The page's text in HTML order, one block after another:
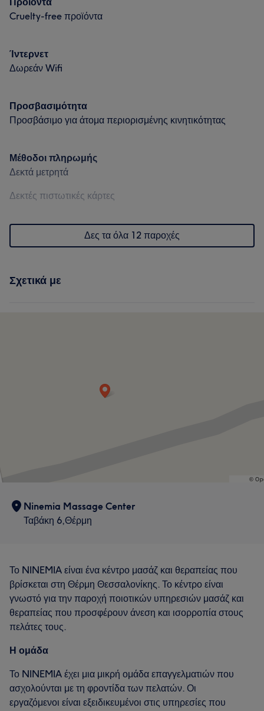
Cruelty-free προϊόντα
Ίντερνετ
Δωρεάν Wifi
Προσβασιμότητα
Προσβάσιμο για άτομα περιορισμένης κινητικότητας
Μέθοδοι πληρωμής
Δεκτά μετρητά
Δεκτές πιστωτικές κάρτες
Δες τα όλα 12 παροχές
Σχετικά με
Ninemia Massage Center
Ταβάκη 6,Θέρμη
Το NINEMIA είναι ένα κέντρο μασάζ και θεραπείας που
βρίσκεται στη Θέρμη Θεσσαλονίκης. Το κέντρο είναι
γνωστό για την παροχή ποιοτικών υπηρεσιών μασάζ και
θεραπείας που προσφέρουν άνεση και ισορροπία στους
πελάτες τους.
Η ομάδα
Το NINEMIA έχει μια μικρή ομάδα επαγγελματιών που
ασχολούνται με τη φροντίδα των πελατών. Οι
εργαζόμενοι είναι εξειδικευμένοι στις υπηρεσίες που